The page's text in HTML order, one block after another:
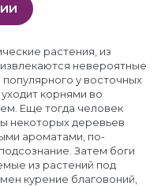
растения, из
невероятные
у восточных
корнями во
Еще тогда человек
некоторых деревьев
ароматами, по-
Затем боги
из растений под
курение благовоний,